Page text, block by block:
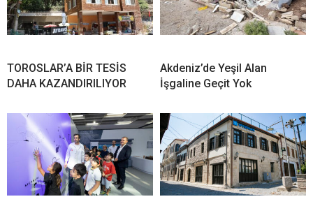
TOROSLAR’A BİR TESİS
DAHA KAZANDIRILIYOR
Akdeniz’de Yeşil Alan
İşgaline Geçit Yok